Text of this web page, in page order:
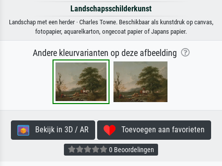
Landschapsschilderkunst
Landschap met een herder · Charles Towne. Beschikbaar als kunstdruk op canvas,
fotopapier, aquarelkarton, ongecoat papier of Japans papier.
Andere kleurvarianten op deze afbeelding
Bekijk in 3D / AR Toevoegen aan favorieten
0 Beoordelingen